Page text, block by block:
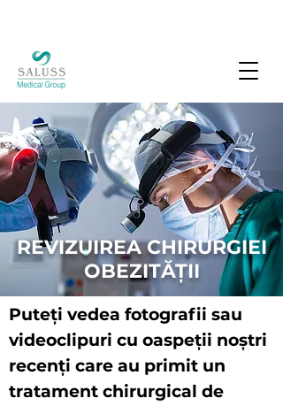
REVIZUIREA CHIRURGIEI
OBEZITĂȚII
Puteți vedea fotografii sau
videoclipuri cu oaspeții noștri
recenți care au primit un
tratament chirurgical de